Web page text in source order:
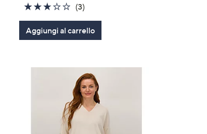
2.7
5
Stars
(3)
Aggiungi al carrello